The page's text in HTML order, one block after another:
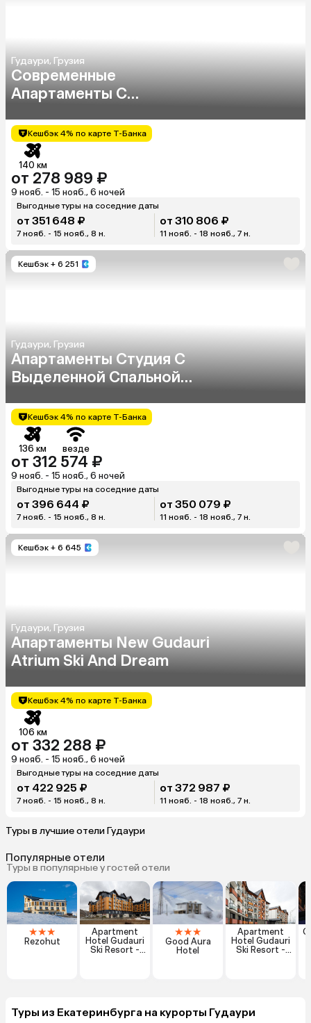
Гудаури, Грузия
Современные
Апартаменты С
Гостиной В Центре
Нового Гудаури Здание
Neo
Кешбэк 4% по карте Т-Банка
140 км
от 278 989 ₽
9 нояб. - 15 нояб., 6 ночей
Выгодные туры на соседние даты
от 351 648 ₽
7 нояб. - 15 нояб., 8 н.
от 310 806 ₽
11 нояб. - 18 нояб., 7 н.
Кешбэк + 6 251
Гудаури, Грузия
Апартаменты Студия С
Выделенной Спальной
Кроватью New Gudauri
Neo
Кешбэк 4% по карте Т-Банка
136 км везде
от 312 574 ₽
9 нояб. - 15 нояб., 6 ночей
Выгодные туры на соседние даты
от 396 644 ₽
7 нояб. - 15 нояб., 8 н.
от 350 079 ₽
11 нояб. - 18 нояб., 7 н.
Кешбэк + 6 645
Гудаури, Грузия
Апартаменты New Gudauri
Atrium Ski And Dream
Кешбэк 4% по карте Т-Банка
106 км
от 332 288 ₽
9 нояб. - 15 нояб., 6 ночей
Выгодные туры на соседние даты
от 422 925 ₽
7 нояб. - 15 нояб., 8 н.
от 372 987 ₽
11 нояб. - 18 нояб., 7 н.
Туры в лучшие отели Гудаури
Популярные отели
Туры в популярные у гостей отели
★★★
Rezohut
Apartment
Hotel Gudauri
Ski Resort -
★★★
Good Aura
Hotel
Apartment
Hotel Gudauri
Ski Resort -
Туры из Екатеринбурга на курорты Гудаури